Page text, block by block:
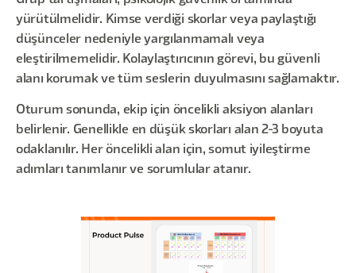
yürütülmelidir. Kimse verdiği skorlar veya paylaştığı
düşünceler nedeniyle yargılanmamalı veya
eleştirilmemelidir. Kolaylaştırıcının görevi, bu güvenli
alanı korumak ve tüm seslerin duyulmasını sağlamaktır.
Oturum sonunda, ekip için öncelikli aksiyon alanları
belirlenir. Genellikle en düşük skorları alan 2-3 boyuta
odaklanılır. Her öncelikli alan için, somut iyileştirme
adımları tanımlanır ve sorumlular atanır.